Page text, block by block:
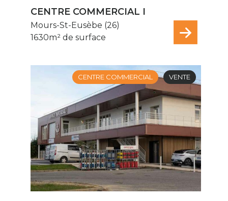
CENTRE COMMERCIAL I
Mours-St-Eusèbe (26)
1630m² de surface
CENTRE COMMERCIAL VENTE